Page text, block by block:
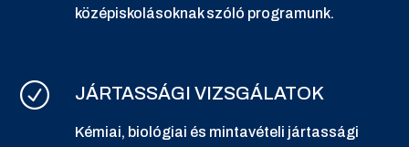
középiskolásoknak szóló programunk.
JÁRTASSÁGI VIZSGÁLATOK
Kémiai, biológiai és mintavételi jártassági